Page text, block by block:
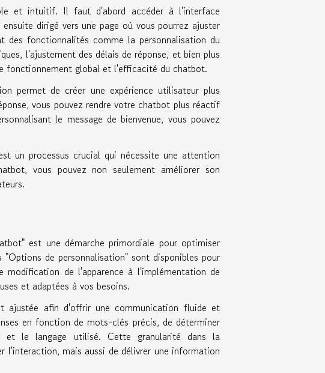
et intuitif. Il faut d'abord accéder à l'interface
dirigé vers une page où vous pourrez ajuster
des fonctionnalités comme la personnalisation du
l'ajustement des délais de réponse, et bien plus
fonctionnement global et l'efficacité du chatbot.
permet de créer une expérience utilisateur plus
vous pouvez rendre votre chatbot plus réactif
le message de bienvenue, vous pouvez
un processus crucial qui nécessite une attention
vous pouvez non seulement améliorer son
est une démarche primordiale pour optimiser
de personnalisation" sont disponibles pour
de l'apparence à l'implémentation de
et adaptées à vos besoins.
ajustée afin d'offrir une communication fluide et
en fonction de mots-clés précis, de déterminer
le langage utilisé. Cette granularité dans la
l'interaction, mais aussi de délivrer une information